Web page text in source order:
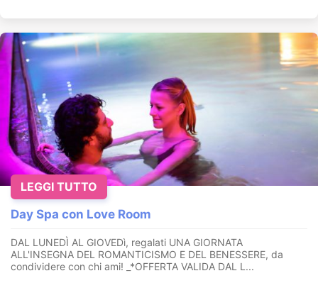
Day Spa con Love Room
DAL LUNEDÌ AL GIOVEDì, regalati UNA GIORNATA
ALL'INSEGNA DEL ROMANTICISMO E DEL BENESSERE, da
condividere con chi ami! _*OFFERTA VALIDA DAL L...
LEGGI TUTTO